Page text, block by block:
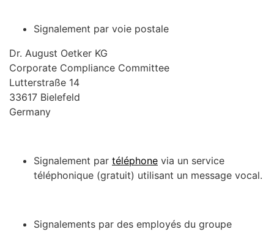
Signalement par voie postale
Dr. August Oetker KG
Corporate Compliance Committee
Lutterstraße 14
33617 Bielefeld
Germany
Signalement par téléphone via un service
téléphonique (gratuit) utilisant un message vocal.
Signalements par des employés du groupe